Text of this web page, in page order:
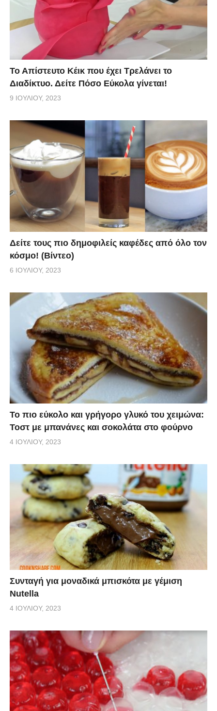
Το Απίστευτο Κέικ που έχει Τρελάνει το
Διαδίκτυο. Δείτε Πόσο Εύκολα γίνεται!
9 ΙΟΥΛΊΟΥ, 2023
Δείτε τους πιο δημοφιλείς καφέδες από όλο τον
κόσμο! (Βίντεο)
6 ΙΟΥΛΊΟΥ, 2023
Το πιο εύκολο και γρήγορο γλυκό του χειμώνα:
Τοστ με μπανάνες και σοκολάτα στο φούρνο
4 ΙΟΥΛΊΟΥ, 2023
Συνταγή για μοναδικά μπισκότα με γέμιση
Nutella
4 ΙΟΥΛΊΟΥ, 2023